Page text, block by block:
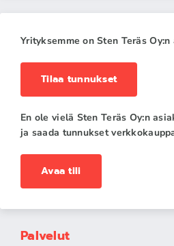
Yrityksemme on Sten Teräs Oy:n
Tilaa tunnukset
En ole vielä Sten Teräs Oy:n
ja saada tunnukset
Avaa tili
Palvelut